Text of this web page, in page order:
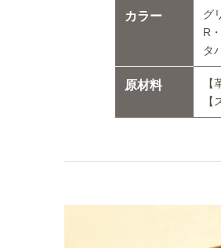
カラー
グ
R
タ
原材料